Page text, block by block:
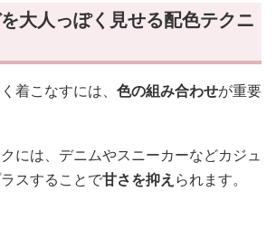
大人っぽく見せる配色テクニ
着こなすには、 色の組み合わせが重要
には、デニムやスニーカーなどカジュ
スすることで甘さを抑え られます。